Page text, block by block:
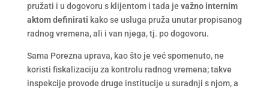
pružati i u dogovoru s klijentom i tada je važno internim
aktom definirati kako se usluga pruža unutar propisanog
radnog vremena, ali i van njega, tj. po dogovoru.
Sama Porezna uprava, kao što je već spomenuto, ne
koristi fiskalizaciju za kontrolu radnog vremena; takve
inspekcije provode druge institucije u suradnji s njom, a